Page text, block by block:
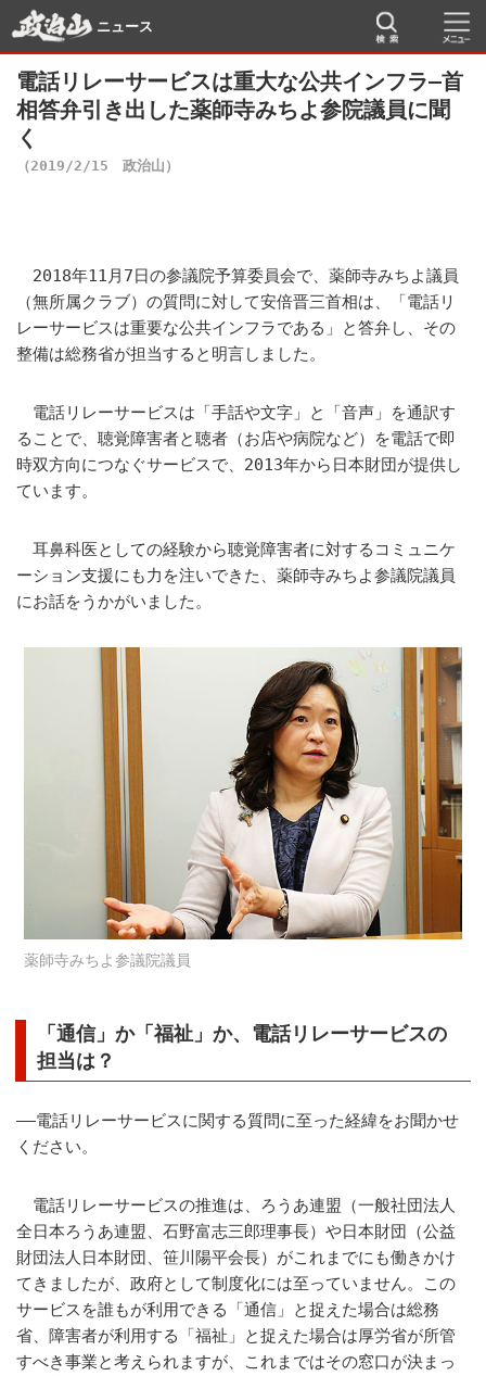
ニュース
電話リレーサービスは重大な公共インフラ―首
相答弁引き出した薬師寺みちよ参院議員に聞
く
（2019/2/15 政治山）
2018年11月7日の参議院予算委員会で、薬師寺みちよ議員
（無所属クラブ）の質問に対して安倍晋三首相は、「電話リ
レーサービスは重要な公共インフラである」と答弁し、その
整備は総務省が担当すると明言しました。
電話リレーサービスは「手話や文字」と「音声」を通訳す
ることで、聴覚障害者と聴者（お店や病院など）を電話で即
時双方向につなぐサービスで、2013年から日本財団が提供し
ています。
耳鼻科医としての経験から聴覚障害者に対するコミュニケ
ーション支援にも力を注いできた、薬師寺みちよ参議院議員
にお話をうかがいました。
薬師寺みちよ参議院議員
「通信」か「福祉」か、電話リレーサービスの
担当は？
――電話リレーサービスに関する質問に至った経緯をお聞かせ
ください。
電話リレーサービスの推進は、ろうあ連盟（一般社団法人
全日本ろうあ連盟、石野富志三郎理事長）や日本財団（公益
財団法人日本財団、笹川陽平会長）がこれまでにも働きかけ
てきましたが、政府として制度化には至っていません。この
サービスを誰もが利用できる「通信」と捉えた場合は総務
省、障害者が利用する「福祉」と捉えた場合は厚労省が所管
すべき事業と考えられますが、これまではその窓口が決まっ